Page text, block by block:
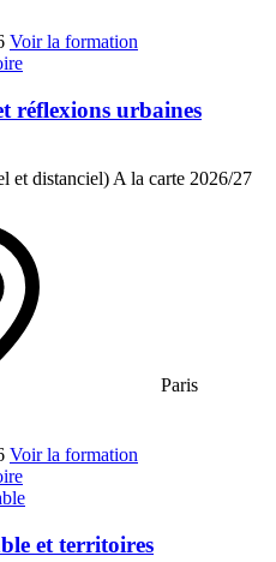
Voir la formation
réflexions urbaines
et distanciel) A la carte 2026/27
Paris
Voir la formation
et territoires